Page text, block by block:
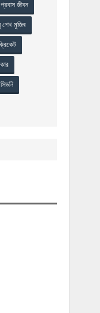
প্রবাস জীবন
শেখ মুজিব
সিডনি